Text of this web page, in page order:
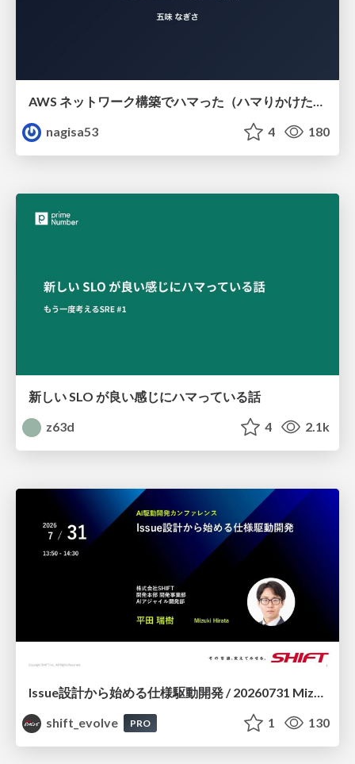
AWS ネットワーク構築でハマった（ハマりかけた） 5選とそこから得た教訓
nagisa53
4 180
新しい SLO が良い感じにハマっている話
z63d
4 2.1k
shift_evolve
PRO 1 130